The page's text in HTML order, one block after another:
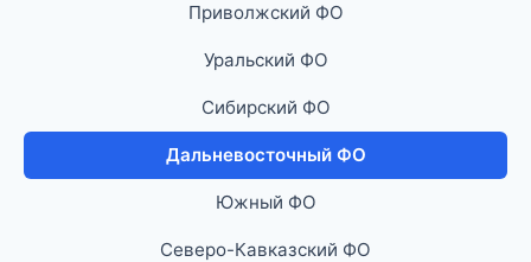
Приволжский ФО
Уральский ФО
Сибирский ФО
Дальневосточный ФО
Южный ФО
Северо-Кавказский ФО